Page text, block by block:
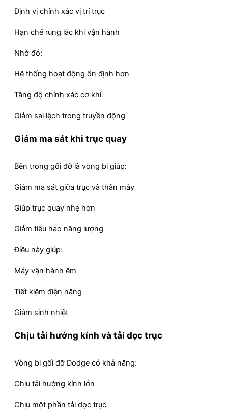
Định vị chính xác vị trí trục
Hạn chế rung lắc khi vận hành
Nhờ đó:
Hệ thống hoạt động ổn định hơn
Tăng độ chính xác cơ khí
Giảm sai lệch trong truyền động
Giảm ma sát khi trục quay
Bên trong gối đỡ là vòng bi giúp:
Giảm ma sát giữa trục và thân máy
Giúp trục quay nhẹ hơn
Giảm tiêu hao năng lượng
Điều này giúp:
Máy vận hành êm
Tiết kiệm điện năng
Giảm sinh nhiệt
Chịu tải hướng kính và tải dọc trục
Vòng bi gối đỡ Dodge có khả năng:
Chịu tải hướng kính lớn
Chịu một phần tải dọc trục